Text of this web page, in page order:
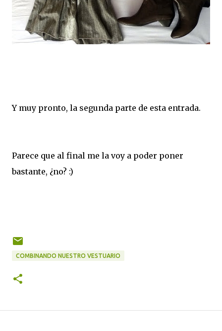
Y muy pronto, la segunda parte de esta entrada.
Parece que al final me la voy a poder poner
bastante, ¿no? :)
COMBINANDO NUESTRO VESTUARIO